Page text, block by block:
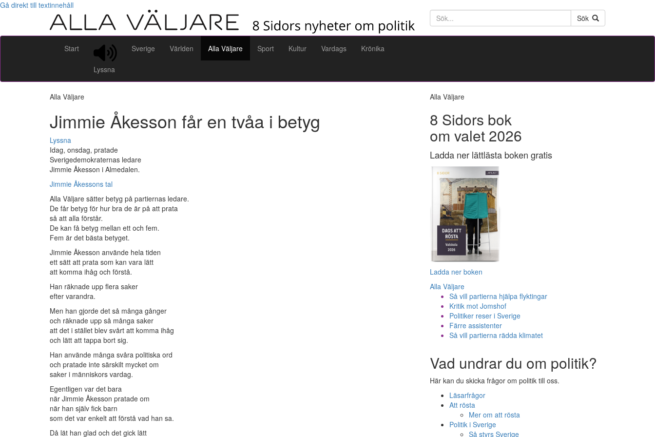
Gå direkt till textinnehåll
Söktext
Sök
Start
Lyssna
Sverige Världen Alla Väljare Sport Kultur Vardags Krönika
Alla Väljare
Jimmie Åkesson får en tvåa i betyg
Lyssna
Idag, onsdag, pratade
Sverigedemokraternas ledare
Jimmie Åkesson i Almedalen.
Jimmie Åkessons tal
Alla Väljare sätter betyg på partiernas ledare.
De får betyg för hur bra de är på att prata
så att alla förstår.
De kan få betyg mellan ett och fem.
Fem är det bästa betyget.
Jimmie Åkesson använde hela tiden
ett sätt att prata som kan vara lätt
att komma ihåg och förstå.
Han räknade upp flera saker
efter varandra.
Men han gjorde det så många gånger
och räknade upp så många saker
att det i stället blev svårt att komma ihåg
och lätt att tappa bort sig.
Han använde många svåra politiska ord
och pratade inte särskilt mycket om
saker i människors vardag.
Egentligen var det bara
när Jimmie Åkesson pratade om
när han själv fick barn
som det var enkelt att förstå vad han sa.
Då lät han glad och det gick lätt
Alla Väljare
8 Sidors bok
om valet 2026
Ladda ner lättlästa boken gratis
Ladda ner boken
Alla Väljare
Så vill partierna hjälpa flyktingar
Kritik mot Jomshof
Politiker reser i Sverige
Färre assistenter
Så vill partierna rädda klimatet
Vad undrar du om politik?
Här kan du skicka frågor om politik till oss.
Läsarfrågor
Att rösta
Mer om att rösta
Politik i Sverige
Så styrs Sverige